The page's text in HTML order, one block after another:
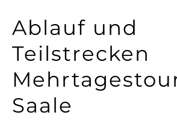
JOBS
MEDIA
GUTSCHEIN
Ablauf und
Teilstrecken
Saale